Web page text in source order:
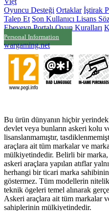
Oyuncu Desteği Ortaklar İştirak
Talep Et Son Kullanıcı Lisans
Ebeveyn Portalı Oyun Kuralları
Personal Information
wargaming.net
Bu ürün dünyanın hiçbir
devlet veya bunların askeri kolu
lisanslanmamıştır,
araçlara ait tüm markalar ve
mülkiyetindedir. Belirli bir
askeri araçlara yapılan atıflar
herhangi bir ticari marka
göstermez. Tüm modellerin
teknik ögeleri temel alınarak
Askeri araçlara ait tüm markalar
sahiplerinin mülkiyetindedir.